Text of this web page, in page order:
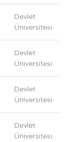
Devlet
Üniversitesi
Devlet
Üniversitesi
Devlet
Üniversitesi
Devlet
Üniversitesi